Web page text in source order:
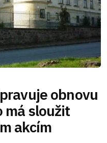
obnovu
má sloužit
akcím